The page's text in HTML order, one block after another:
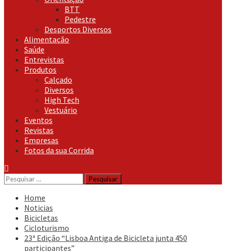
BTT
Pedestre
Desportos Diversos
Alimentação
Saúde
Entrevistas
Produtos
Calçado
Diversos
High Tech
Vestuário
Eventos
Revistas
Empresas
Fotos da sua Corrida
Pesquisar
por:
Home
Noticias
Bicicletas
Cicloturismo
23ª Edição “Lisboa Antiga de Bicicleta junta 450
participantes”